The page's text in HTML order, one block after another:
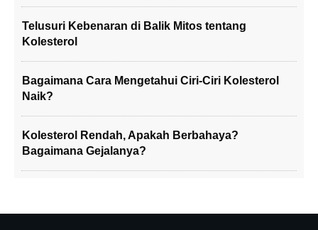
Telusuri Kebenaran di Balik Mitos tentang
Kolesterol
Bagaimana Cara Mengetahui Ciri-Ciri Kolesterol
Naik?
Kolesterol Rendah, Apakah Berbahaya?
Bagaimana Gejalanya?